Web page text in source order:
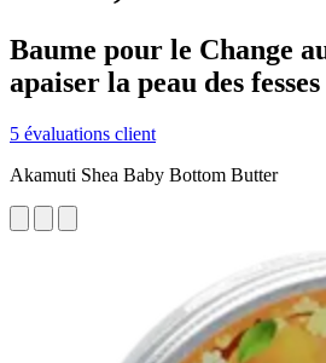
Baume pour le Change
apaiser la peau des
5 évaluations client
Akamuti Shea Baby Bottom Butter